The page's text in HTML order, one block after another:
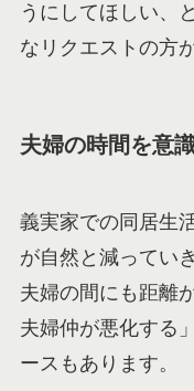
うにしてほしい、
なリクエストの方
夫婦の時間を意
義実家での同居生
が自然と減ってい
夫婦の間にも距離
夫婦仲が悪化する
ースもあります。